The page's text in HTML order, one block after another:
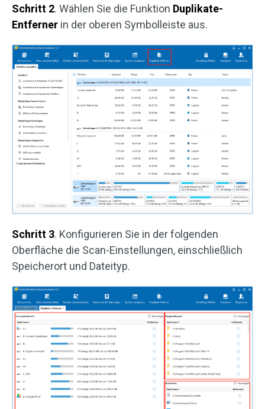
Schritt 2. Wählen Sie die Funktion Duplikate-
Entferner in der oberen Symbolleiste aus.
Schritt 3. Konfigurieren Sie in der folgenden
Oberfläche die Scan-Einstellungen, einschließlich
Speicherort und Dateityp.